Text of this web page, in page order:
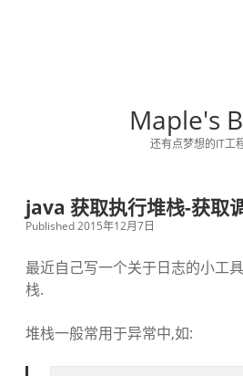
Maple's
还有点梦想的IT工
java 获取执行堆栈-获取
Published 2015年12月7日
最近自己写一个关于日志的小工
栈.
堆栈一般常用于异常中,如: